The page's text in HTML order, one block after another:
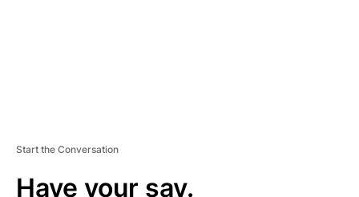
Start the Conversation
Have your say.